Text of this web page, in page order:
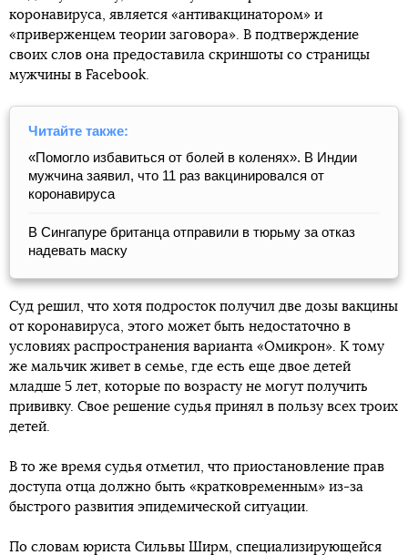
коронавируса, является «антивакцинатором» и
«приверженцем теории заговора». В подтверждение
своих слов она предоставила скриншоты со страницы
мужчины в Facebook.
Читайте также:
«Помогло избавиться от болей в коленях». В Индии
мужчина заявил, что 11 раз вакцинировался от
коронавируса
В Сингапуре британца отправили в тюрьму за отказ
надевать маску
Суд решил, что хотя подросток получил две дозы вакцины
от коронавируса, этого может быть недостаточно в
условиях распространения варианта «Омикрон». К тому
же мальчик живет в семье, где есть еще двое детей
младше 5 лет, которые по возрасту не могут получить
прививку. Свое решение судья принял в пользу всех троих
детей.
В то же время судья отметил, что приостановление прав
доступа отца должно быть «кратковременным» из-за
быстрого развития эпидемической ситуации.
По словам юриста Сильвы Ширм, специализирующейся